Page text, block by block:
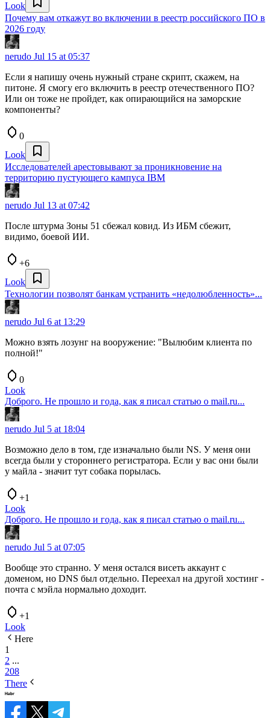
Look
Почему вам откажут во включении в реестр российского ПО в
2026 году
nerudo Jul 15 at 05:37
Если я напишу очень нужный стране скрипт, скажем, на
питоне. Я смогу его включить в реестр отечественного ПО?
Или он тоже не пройдет, как опирающийся на заморские
компоненты?
0
Look
Исследователей арестовывают за проникновение на
территорию пустующего кампуса IBM
nerudo Jul 13 at 07:42
После штурма Зоны 51 сбежал ковид. Из ИБМ сбежит,
видимо, боевой ИИ.
+6
Look
Технологии позволят банкам устранить «недолюбленность»...
nerudo Jul 6 at 13:29
Можно взять лозунг на вооружение: "Вылюбим клиента по
полной!"
0
Look
Доброго. Не прошло и года, как я писал статью о mail.ru...
nerudo Jul 5 at 18:04
Возможно дело в том, где изначально были NS. У меня они
всегда были у стороннего регистратора. Если у вас они были
у майла - значит тут собака порылась.
+1
Look
Доброго. Не прошло и года, как я писал статью о mail.ru...
nerudo Jul 5 at 07:05
Вообще это странно. У меня остался висеть аккаунт с
доменом, но DNS был отдельно. Переехал на другой хостинг -
почта с мэйла нормально доходит.
+1
Look
Here
1
2 ...
208
There